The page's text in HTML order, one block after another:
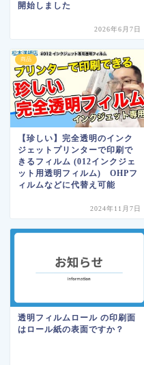
開始しました
2026年6月7日
商品
【珍しい】完全透明のインク
ジェットプリンターで印刷で
きるフィルム (012インクジェ
ット用透明フィルム) OHPフ
ィルムなどに代替え可能
2024年11月7日
透明フィルムロール の印刷面
はロール紙の表面ですか？